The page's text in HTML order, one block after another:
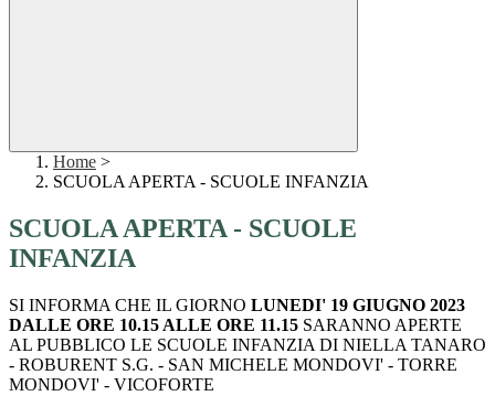
Home >
SCUOLA APERTA - SCUOLE INFANZIA
SCUOLA APERTA - SCUOLE
INFANZIA
SI INFORMA CHE IL GIORNO LUNEDI' 19 GIUGNO 2023
DALLE ORE 10.15 ALLE ORE 11.15 SARANNO APERTE
AL PUBBLICO LE SCUOLE INFANZIA DI NIELLA TANARO
- ROBURENT S.G. - SAN MICHELE MONDOVI' - TORRE
MONDOVI' - VICOFORTE